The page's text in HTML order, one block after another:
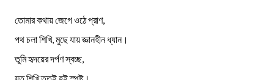
তোমার কথায় জেগে ওঠে প্রাণ,
পথ চলা শিখি, মুছে যায় জ্ঞানহীন ধ্যান।
তুমি হৃদয়ের দর্পণ স্বচ্ছ,
যত শিখি ততই হই স্পষ্ট।